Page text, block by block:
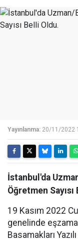
Yayınlanma: 20/11/2022
İstanbul'da
Öğretmen
19 Kasım 2022
genelinde
Basamakları